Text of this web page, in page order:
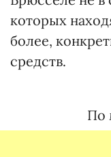
которых
более,
средств.
По